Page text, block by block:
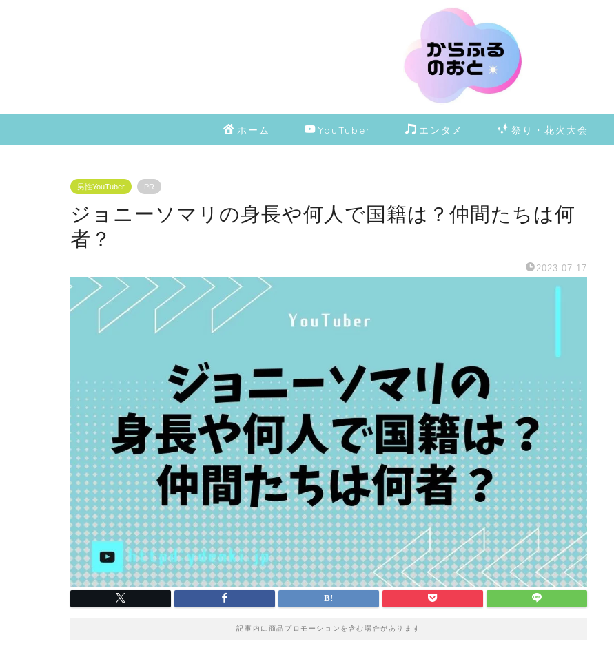
ホーム YouTuber エンタメ 祭り・花火大会
男性YouTuber PR
ジョニーソマリの身長や何人で国籍は？仲間たちは何
者？
2023-07-17
記事内に商品プロモーションを含む場合があります